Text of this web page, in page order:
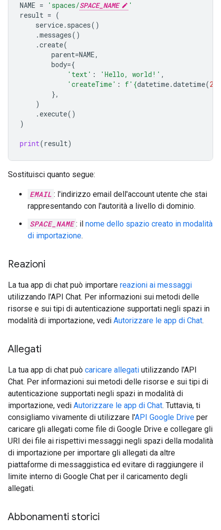
NAME = 'spaces/SPACE_NAME
'
result = (
service. spaces()
.messages()
.create(
parent=NAME,
body={
'text' : 'Hello, world!' ,
'createTime' : f' {datetime.datetime(
},
)
. execute()
)
print(result)
Sostituisci quanto segue:
EMAIL : l'indirizzo email dell'account utente che stai
rappresentando con l'autorità a livello di dominio.
SPACE_NAME : il nome dello spazio creato in modalità
di importazione.
Reazioni
La tua app di chat può importare reazioni ai messaggi
utilizzando l'API Chat. Per informazioni sui metodi delle
risorse e sui tipi di autenticazione supportati negli spazi in
modalità di importazione, vedi Autorizzare le app di Chat.
Allegati
La tua app di chat può caricare allegati utilizzando l'API
Chat. Per informazioni sui metodi delle risorse e sui tipi di
autenticazione supportati negli spazi in modalità di
importazione, vedi Autorizzare le app di Chat. Tuttavia, ti
consigliamo vivamente di utilizzare l'API Google Drive per
caricare gli allegati come file di Google Drive e collegare gli
URI dei file ai rispettivi messaggi negli spazi della modalità
di importazione per importare gli allegati da altre
piattaforme di messaggistica ed evitare di raggiungere il
limite interno di Google Chat per il caricamento degli
allegati.
Abbonamenti storici